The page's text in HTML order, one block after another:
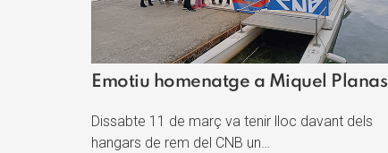
Emotiu homenatge a Miquel Planas
Dissabte 11 de març va tenir lloc davant dels
hangars de rem del CNB un…